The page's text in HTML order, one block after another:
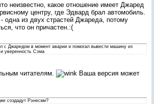
неизвестно, какое отношение имеет Джаред
центру, где Эдвард брал автомобиль.
одна из двух страстей Джареда, потому
что он причастен.:(
с Джаредом в момент аварии и помогал вывести машину из
уверенность Сэма
читателям.
Ваша версия может
создадут Рэнесми?